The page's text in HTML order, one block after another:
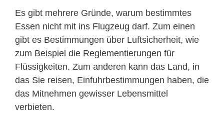
Es gibt mehrere Gründe, warum bestimmtes
Essen nicht mit ins Flugzeug darf. Zum einen
gibt es Bestimmungen über Luftsicherheit, wie
zum Beispiel die Reglementierungen für
Flüssigkeiten. Zum anderen kann das Land, in
das Sie reisen, Einfuhrbestimmungen haben, die
das Mitnehmen gewisser Lebensmittel
verbieten.